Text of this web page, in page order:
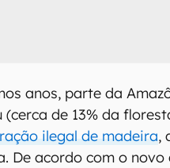
anos, parte da
(cerca de 13% da
ilegal de madeira,
De acordo com o novo